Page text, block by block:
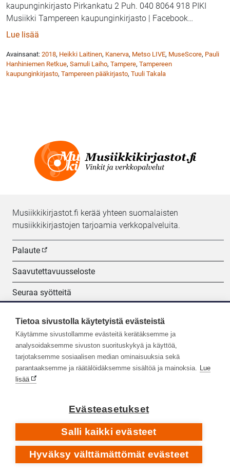
kaupunginkirjasto Pirkankatu 2 Puh. 040 8064 918 PIKI
Musiikki Tampereen kaupunginkirjasto | Facebook …
Lue lisää
Avainsanat: 2018, Heikki Laitinen, Kanerva, Metso LIVE, MuseScore, Pauli
Hanhiniemen Retkue, Samuli Laiho, Tampere, Tampereen
kaupunginkirjasto, Tampereen pääkirjasto, Tuuli Takala
Musiikkikirjastot.fi kerää yhteen suomalaisten
musiikkikirjastojen tarjoamia verkkopalveluita.
Palaute
Saavutettavuusseloste
Seuraa syötteitä
Seuraa meitä:
Tietoa sivustolla käytetyistä evästeistä
Käytämme sivustollamme evästeitä kerätäksemme ja
analysoidaksemme sivuston suorituskykyä ja käyttöä,
tarjotaksemme sosiaalisen median ominaisuuksia sekä
parantaaksemme ja räätälöidäksemme sisältöä ja mainoksia. Lue
lisää
Evästeasetukset
Salli kaikki evästeet
Hyväksy välttämättömät evästeet